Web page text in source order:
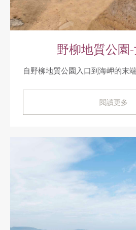
野柳地質公園
自野柳地質公園入口到海岬的末
閱讀更多